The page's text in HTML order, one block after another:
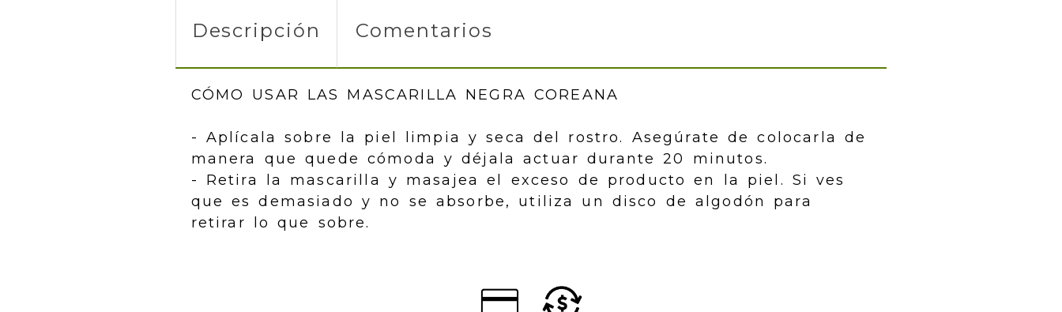
Descripción Comentarios
CÓMO USAR LAS MASCARILLA NEGRA COREANA
- Aplícala sobre la piel limpia y seca del rostro. Asegúrate de colocarla de
manera que quede cómoda y déjala actuar durante 20 minutos.
- Retira la mascarilla y masajea el exceso de producto en la piel. Si ves
que es demasiado y no se absorbe, utiliza un disco de algodón para
retirar lo que sobre.